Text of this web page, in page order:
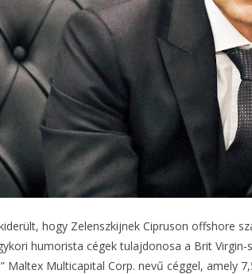
hogy Zelenszkijnek Cipruson offshore
humorista cégek tulajdonosa a Brit
Maltex Multicapital Corp. nevű céggel, amely